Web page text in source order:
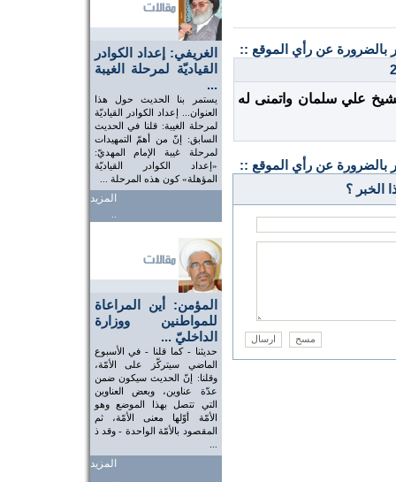
الغريفي: إعداد الكوادر
القياديّة لمرحلة الغيبة
...
يستمر بنا الحديث حول هذا
العنوان... إعداد الكوادر القياديّة
لمرحلة الغيبة: قلنا في الحديث
السابق: إنّ من أهمّ التمهيدات
لمرحلة غيبة الإمام المهديّ:
«إعداد الكوادر القياديّة
المؤهلة» كون هذه المرحلة ...
المزيد
..
المؤمن: أين المراعاة
للمواطنين ووزارة
الداخليّ ...
حديثنا - كما قلنا - في الأسبوع
الماضي سيتركّز على الأمّة،
وقلنا: إنّ الحديث سيكون ضمن
عدّة عناوين، وبعض العناوين
التي تتصل بهذا الموضع وهو
الأمّة أوّلها معنى الأمّة، ثم
المقصود بالأمّة الواحدة - وقد ذ
المزيد
..
بالضرورة عن رأي الموقع ::
علي سلمان واتمنى له
بالضرورة عن رأي الموقع ::
الخبر ؟